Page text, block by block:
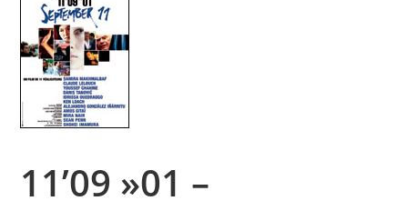
11’09 »01 –